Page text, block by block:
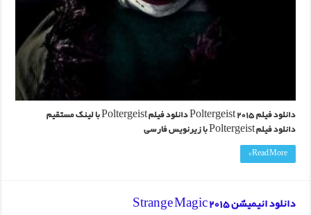
دانلود فیلم Poltergeist 2015 دانلود فیلم Poltergeist با لینک مستقیم
دانلود فیلم Poltergeist با زیرنویس فارسی
Read More »
دانلود انیمیشن Strange Magic 2015